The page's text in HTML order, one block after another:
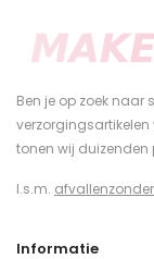
Ben je op zoek
tonen wij
I.s.m.
Informatie